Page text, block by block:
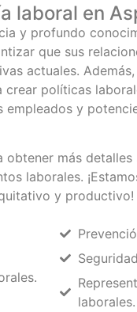
laboral en
y profundo
que sus
actuales.
crear políticas
empleados y
obtener más
laborales.
y productivo!
laborales.